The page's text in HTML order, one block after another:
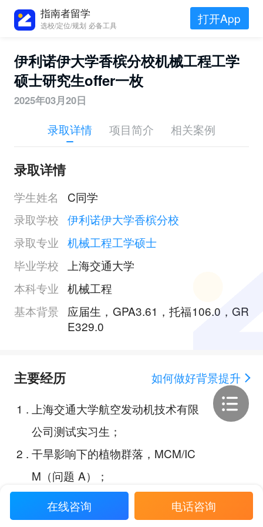
指南者留学
选校/定位/规划 必备工具 打开App
伊利诺伊大学香槟分校机械工程工学
硕士研究生offer一枚
2025年03月20日
录取详情 项目简介 相关案例
录取详情
学生姓名
C同学
录取学校 伊利诺伊大学香槟分校
录取专业 机械工程工学硕士
毕业学校
上海交通大学
本科专业 机械工程
基本背景
应届生，GPA3.61，托福106.0，GR
E329.0
主要经历
如何做好背景提升
1 . 上海交通大学航空发动机技术有限
公司测试实习生；
2 . 干旱影响下的植物群落，MCM/IC
M（问题 A）；
仿生分层可穿戴贴片用于快速汗液
采集，《生物传感器与生物电子
在线咨询 电话咨询